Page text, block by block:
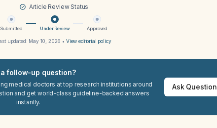
Article Review Status
Submitted Under Review Approved
updated: May 10, 2026 • View editorial policy
a follow-up question?
medical doctors at top research institutions around
and get world-class guideline-backed answers
instantly.
Ask Question